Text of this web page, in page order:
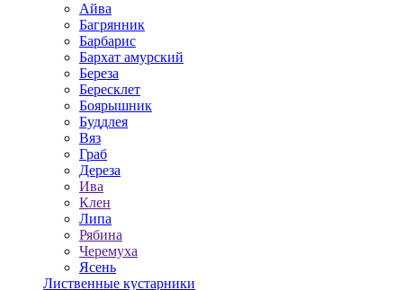
Айва
Багрянник
Барбарис
Бархат амурский
Береза
Бересклет
Боярышник
Буддлея
Вяз
Граб
Дереза
Ива
Клен
Липа
Рябина
Черемуха
Ясень
Лиственные кустарники